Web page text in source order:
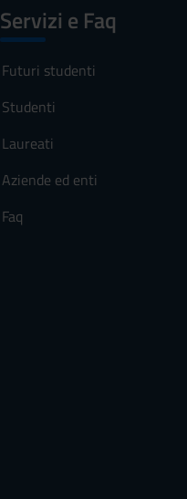
Servizi e Faq
Futuri studenti
Studenti
Laureati
Aziende ed enti
Faq